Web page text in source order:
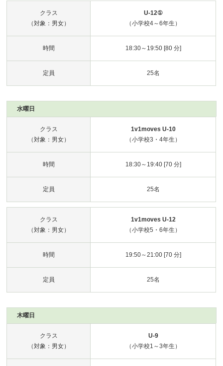
クラス
（対象：男女）
U-12①
（小学校4～6年生）
時間 18:30～19:50 [80 分]
定員 25名
水曜日
クラス
（対象：男女）
1v1moves U-10
（小学校3・4年生）
時間 18:30～19:40 [70 分]
定員 25名
クラス
（対象：男女）
1v1moves U-12
（小学校5・6年生）
時間 19:50～21:00 [70 分]
定員 25名
木曜日
クラス
（対象：男女）
U-9
（小学校1～3年生）